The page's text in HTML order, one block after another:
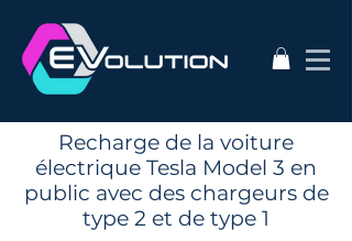
Recharge de la voiture
électrique Tesla Model 3 en
public avec des chargeurs de
type 2 et de type 1